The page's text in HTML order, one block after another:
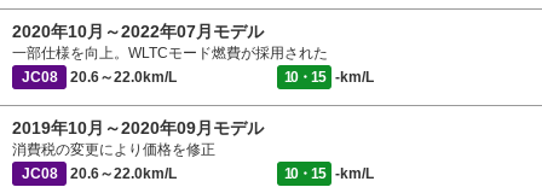
2020年10月～2022年07月モデル
一部仕様を向上。WLTCモード燃費が採用された
JC08
20.6～22.0km/L 10・15 -km/L
2019年10月～2020年09月モデル
消費税の変更により価格を修正
JC08
20.6～22.0km/L 10・15 -km/L